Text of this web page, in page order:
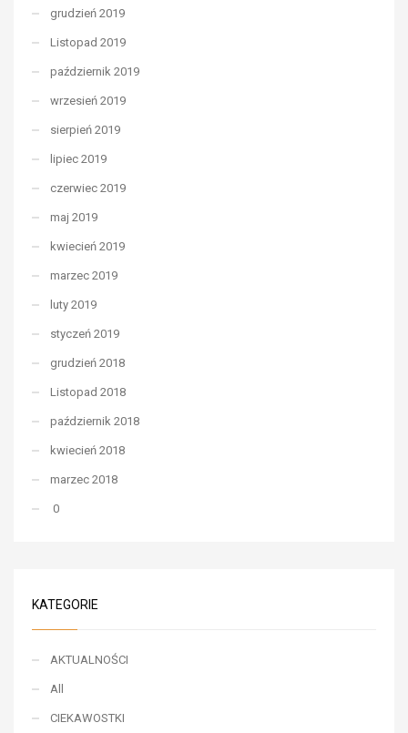
grudzień 2019
Listopad 2019
październik 2019
wrzesień 2019
sierpień 2019
lipiec 2019
czerwiec 2019
maj 2019
kwiecień 2019
marzec 2019
luty 2019
styczeń 2019
grudzień 2018
Listopad 2018
październik 2018
kwiecień 2018
marzec 2018
0
KATEGORIE
AKTUALNOŚCI
All
CIEKAWOSTKI